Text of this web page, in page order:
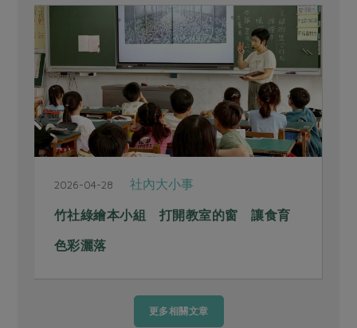
2026-04-28 社內大小事
竹社綠繪本小組 打開教室的窗 讓食育
色彩灑落
更多相關文章